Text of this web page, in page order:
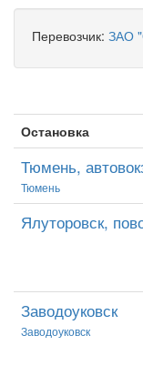
Перевозчик: ЗАО
Остановка
Тюмень,
Тюмень
Ялуторовск,
Заводоуковск
Заводоуковск